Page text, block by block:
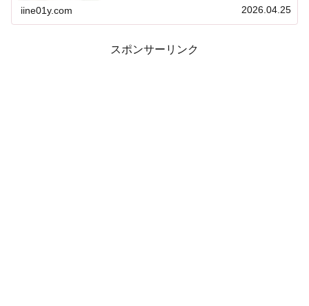
iine01y.com 2026.04.25
スポンサーリンク